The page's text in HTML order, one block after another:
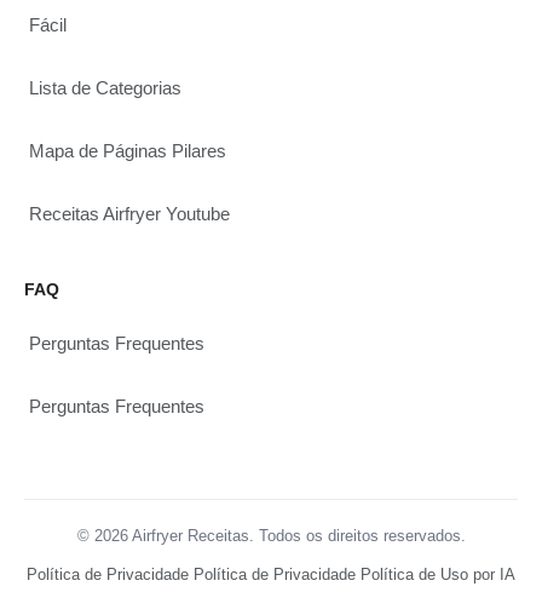
Fácil
Lista de Categorias
Mapa de Páginas Pilares
Receitas Airfryer Youtube
FAQ
Perguntas Frequentes
Perguntas Frequentes
© 2026 Airfryer Receitas. Todos os direitos reservados.
Política de Privacidade Política de Privacidade Política de Uso por IA